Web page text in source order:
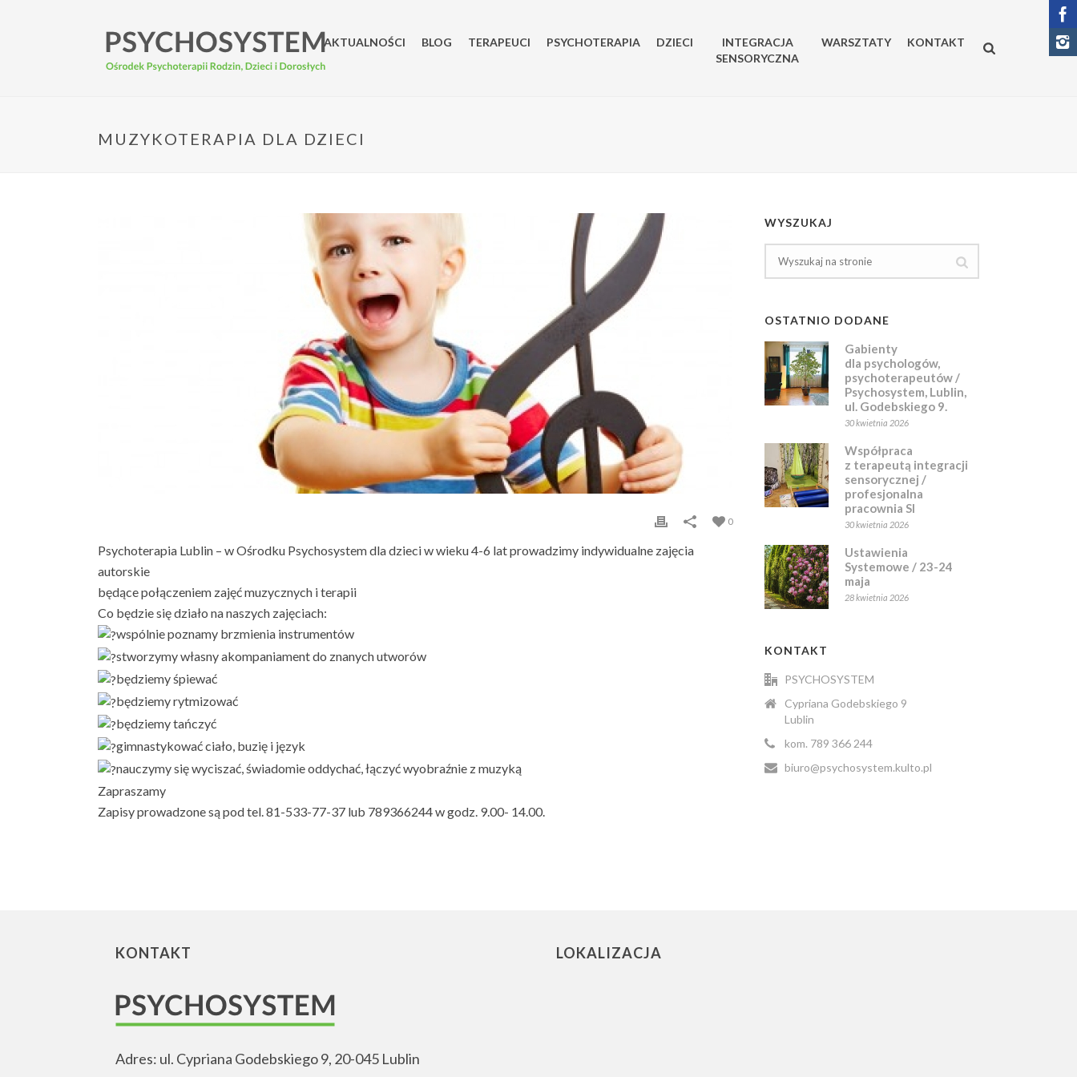
AKTUALNOŚCI BLOG TERAPEUCI PSYCHOTERAPIA DZIECI
INTEGRACJA
SENSORYCZNA
WARSZTATY KONTAKT
MUZYKOTERAPIA DLA DZIECI
0
Psychoterapia Lublin – w Ośrodku Psychosystem dla dzieci w wieku 4-6 lat prowadzimy indywidualne zajęcia
autorskie
będące połączeniem zajęć muzycznych i terapii
Co będzie się działo na naszych zajęciach:
wspólnie poznamy brzmienia instrumentów
stworzymy własny akompaniament do znanych utworów
będziemy śpiewać
będziemy rytmizować
będziemy tańczyć
gimnastykować ciało, buzię i język
nauczymy się wyciszać, świadomie oddychać, łączyć wyobraźnie z muzyką
Zapraszamy
Zapisy prowadzone są pod tel. 81-533-77-37 lub 789366244 w godz. 9.00- 14.00.
WYSZUKAJ
OSTATNIO DODANE
Gabienty
dla psychologów,
psychoterapeutów /
Psychosystem, Lublin,
ul. Godebskiego 9.
30 kwietnia 2026
Współpraca
z terapeutą integracji
sensorycznej /
profesjonalna
pracownia SI
30 kwietnia 2026
Ustawienia
Systemowe / 23-24
maja
28 kwietnia 2026
KONTAKT
PSYCHOSYSTEM
Cypriana Godebskiego 9
Lublin
kom. 789 366 244
biuro@psychosystem.kulto.pl
KONTAKT
Adres: ul. Cypriana Godebskiego 9, 20-045 Lublin
LOKALIZACJA